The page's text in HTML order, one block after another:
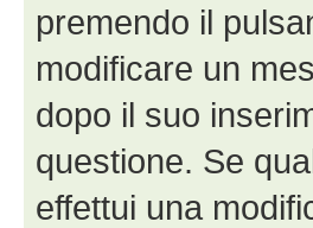
premendo il
modificare un
dopo il suo
questione. Se
effettui una